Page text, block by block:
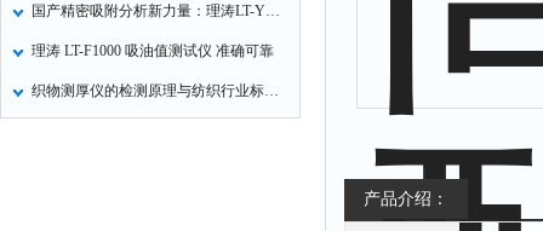
国产精密吸附分析新力量：理涛LT-Y019A全自动高压吸附仪的性能与应用解析
理涛 LT-F1000 吸油值测试仪 准确可靠
织物测厚仪的检测原理与纺织行业标准化应用
产品介绍：